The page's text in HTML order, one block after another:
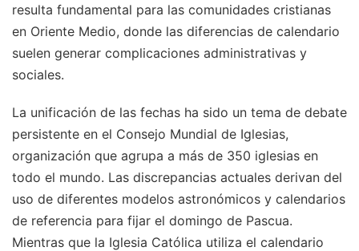
resulta fundamental para las comunidades cristianas
en Oriente Medio, donde las diferencias de calendario
suelen generar complicaciones administrativas y
sociales.
La unificación de las fechas ha sido un tema de debate
persistente en el Consejo Mundial de Iglesias,
organización que agrupa a más de 350 iglesias en
todo el mundo. Las discrepancias actuales derivan del
uso de diferentes modelos astronómicos y calendarios
de referencia para fijar el domingo de Pascua.
Mientras que la Iglesia Católica utiliza el calendario